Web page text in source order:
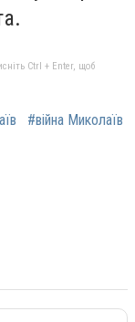
Ctrl + Enter, щоб
#війна Миколаїв